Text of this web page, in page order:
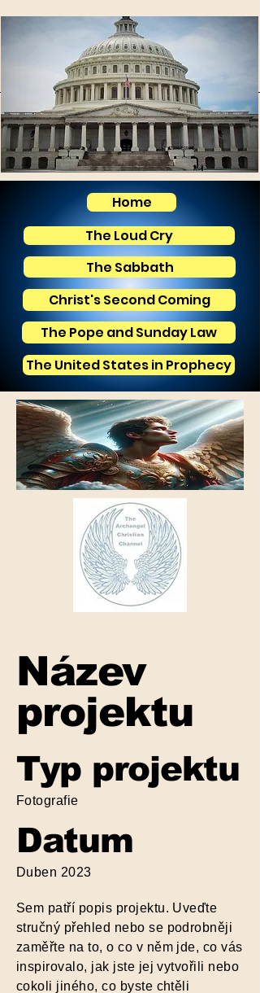
Home
The Loud Cry
The Sabbath
Christ's Second Coming
The Pope and Sunday Law
The United States in Prophecy
Název
projektu
Typ projektu
Fotografie
Datum
Duben 2023
Sem patří popis projektu. Uveďte
stručný přehled nebo se podrobněji
zaměřte na to, o co v něm jde, co vás
inspirovalo, jak jste jej vytvořili nebo
cokoli jiného, co byste chtěli